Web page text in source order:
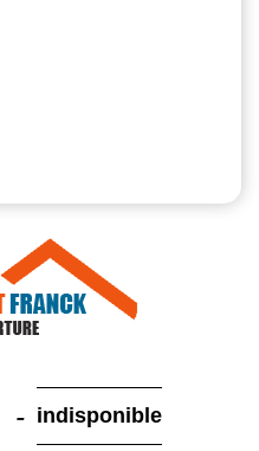
- indisponible